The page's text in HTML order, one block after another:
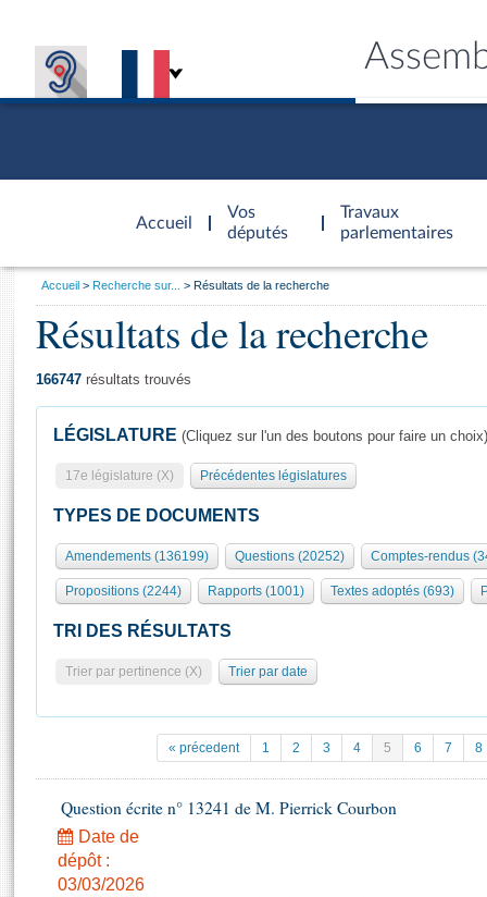
Accueil
d'accueil
Vos
députés
Travaux
parlementaires
Présidence
577 députés
Groupes politiques
Séance publique
Commissions et autres organes
Europe et International
Pétitions
Projets de loi
Propositions de loi
Amendements
Textes adoptés
Général
Rôle et pouvoirs de l'Assemblée
Organisation de l'Assemblée
Présidence Conférence des Présidents Bureau Collège des
Statistiques et chiffres clés
Documents de référence
( Constitution | Règlement de l'Assemblée ... )
Histoire
Juniors
Visiter l'Assemblée
Visite virtuelle du palais Bourbon
Assister à une séance
La Bibliothèque
Contacts et plan d'accès
Photos libres de droit
Vous
Accueil Recherche sur... Résultats de la recherche
Résultats de la recherche
166747 résultats trouvés
LÉGISLATURE (Cliquez sur l'un des boutons pour faire un choix)
17e législature (X) Précédentes législatures
TYPES DE DOCUMENTS
Amendements (136199) Questions (20252) Comptes-rendus
Propositions (2244) Rapports (1001) Textes adoptés (693)
TRI DES RÉSULTATS
Trier par pertinence (X) Trier par date
« précedent 1 2 3 4 5 6 7 8
Question écrite n° 13241 de M. Pierrick Courbon
Date de
dépôt :
03/03/2026